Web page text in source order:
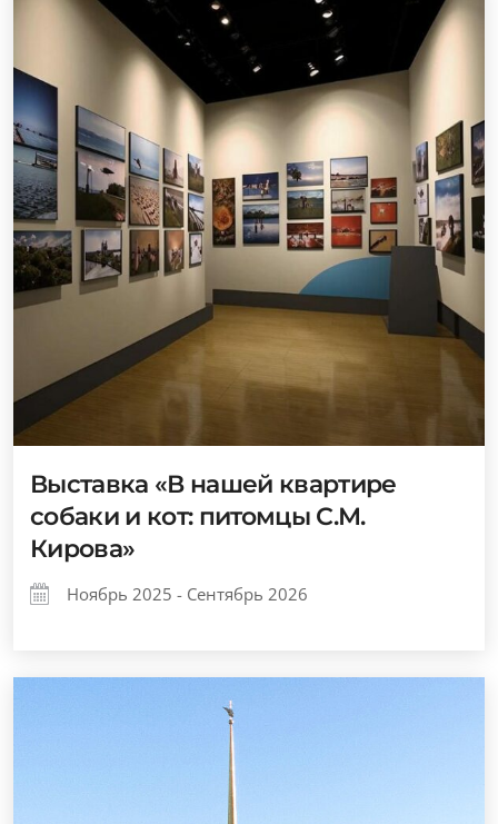
Выставка «В нашей квартире
собаки и кот: питомцы С.М.
Кирова»
Ноябрь 2025 - Сентябрь 2026